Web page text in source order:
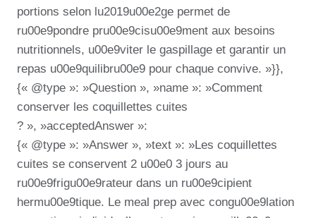
portions selon lu2019u00e2ge permet de
ru00e9pondre pru00e9cisu00e9ment aux besoins
nutritionnels, u00e9viter le gaspillage et garantir un
repas u00e9quilibru00e9 pour chaque convive. »}},
{« @type »: »Question », »name »: »Comment
conserver les coquillettes cuites
? », »acceptedAnswer »:
{« @type »: »Answer », »text »: »Les coquillettes
cuites se conservent 2 u00e0 3 jours au
ru00e9frigu00e9rateur dans un ru00e9cipient
hermu00e9tique. Le meal prep avec congu00e9lation